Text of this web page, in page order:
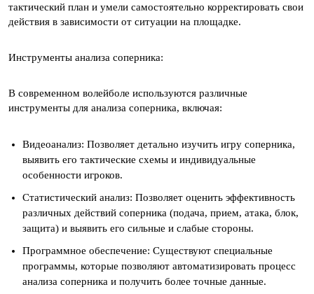
тактический план и умели самостоятельно корректировать свои
действия в зависимости от ситуации на площадке.
Инструменты анализа соперника:
В современном волейболе используются различные
инструменты для анализа соперника, включая:
Видеоанализ: Позволяет детально изучить игру соперника,
выявить его тактические схемы и индивидуальные
особенности игроков.
Статистический анализ: Позволяет оценить эффективность
различных действий соперника (подача, прием, атака, блок,
защита) и выявить его сильные и слабые стороны.
Программное обеспечение: Существуют специальные
программы, которые позволяют автоматизировать процесс
анализа соперника и получить более точные данные.